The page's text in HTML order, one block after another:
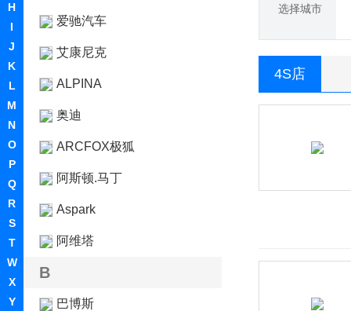
H
I
J
K
L
M
N
O
P
Q
R
S
T
W
X
Y
爱驰汽车
艾康尼克
ALPINA
奥迪
ARCFOX极狐
阿斯顿.马丁
Aspark
阿维塔
B
巴博斯
选择城市
4S店